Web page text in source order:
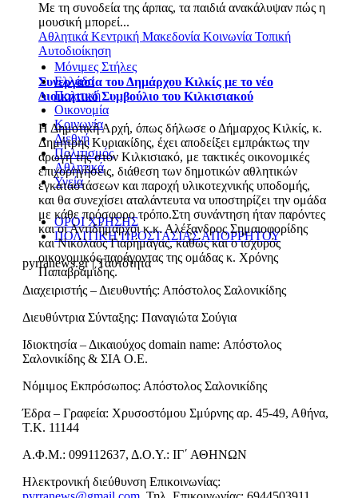
Με τη συνοδεία της άρπας, τα παιδιά ανακάλυψαν πώς η
μουσική μπορεί...
Αθλητικά Κεντρική Μακεδονία Κοινωνία Τοπική
Αυτοδιοίκηση
Συνεργασία του Δημάρχου Κιλκίς με το νέο
Διοικητικό Συμβούλιο του Κιλκισιακού
Η Δημοτική Αρχή, όπως δήλωσε ο Δήμαρχος Κιλκίς, κ.
Δημήτρης Κυριακίδης, έχει αποδείξει εμπράκτως την
αρωγή της στον Κιλκισιακό, με τακτικές οικονομικές
επιχορηγήσεις, διάθεση των δημοτικών αθλητικών
εγκαταστάσεων και παροχή υλικοτεχνικής υποδομής,
και θα συνεχίσει αταλάντευτα να υποστηρίζει την ομάδα
με κάθε πρόσφορο τρόπο.Στη συνάντηση ήταν παρόντες
και οι Αντιδήμαρχοι κ.κ. Αλέξανδρος Σημαιοφορίδης
και Νικόλαος Γιαρήμαγας, καθώς και ο ισχυρός
οικονομικός παράγοντας της ομάδας κ. Χρόνης
Παπαβραμίδης.
Μόνιμες Στήλες
Ελλάδα
Πολιτική
Οικονομία
Κοινωνία
Διεθνή
Πολιτισμός
Αθλητικά
Υγεία
ΟΡΟΙ ΧΡΗΣΗΣ
ΠΟΛΙΤΙΚΗ ΠΡΟΣΤΑΣΙΑΣ ΑΠΟΡΡΗΤΟΥ
pyrranews.gr | Ταυτότητα
Διαχειριστής – Διευθυντής: Απόστολος Σαλονικίδης
Διευθύντρια Σύνταξης: Παναγιώτα Σούγια
Ιδιοκτησία – Δικαιούχος domain name: Απόστολος
Σαλονικίδης & ΣΙΑ Ο.Ε.
Νόμιμος Εκπρόσωπος: Απόστολος Σαλονικίδης
Έδρα – Γραφεία: Χρυσοστόμου Σμύρνης αρ. 45-49, Αθήνα,
Τ.Κ. 11144
Α.Φ.Μ.: 099112637, Δ.Ο.Υ.: ΙΓ΄ ΑΘΗΝΩΝ
Ηλεκτρονική διεύθυνση Επικοινωνίας: